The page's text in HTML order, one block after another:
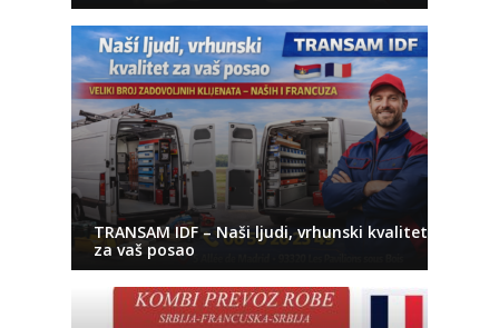
TRANSAM IDF – Naši ljudi, vrhunski kvalitet
za vaš posao